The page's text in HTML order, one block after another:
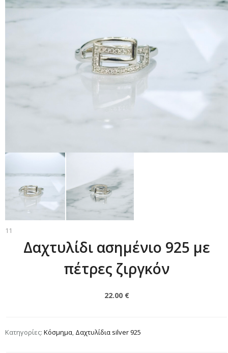
11
Δαχτυλίδι ασημένιο 925 με
πέτρες ζιργκόν
22.00 €
Κατηγορίες: Κόσμημα, Δαχτυλίδια silver 925